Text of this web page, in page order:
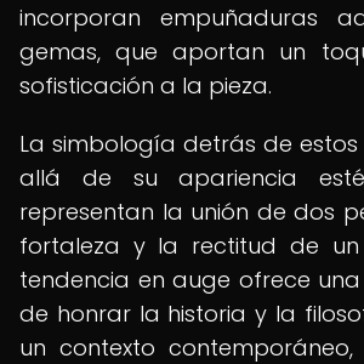
incorporan empuñaduras
gemas, que aportan un
sofisticación a la pieza.
La simbología detrás de
allá de su apariencia
representan la unión de dos
fortaleza y la rectitud de un
tendencia en auge ofrece
de honrar la historia y la
un contexto